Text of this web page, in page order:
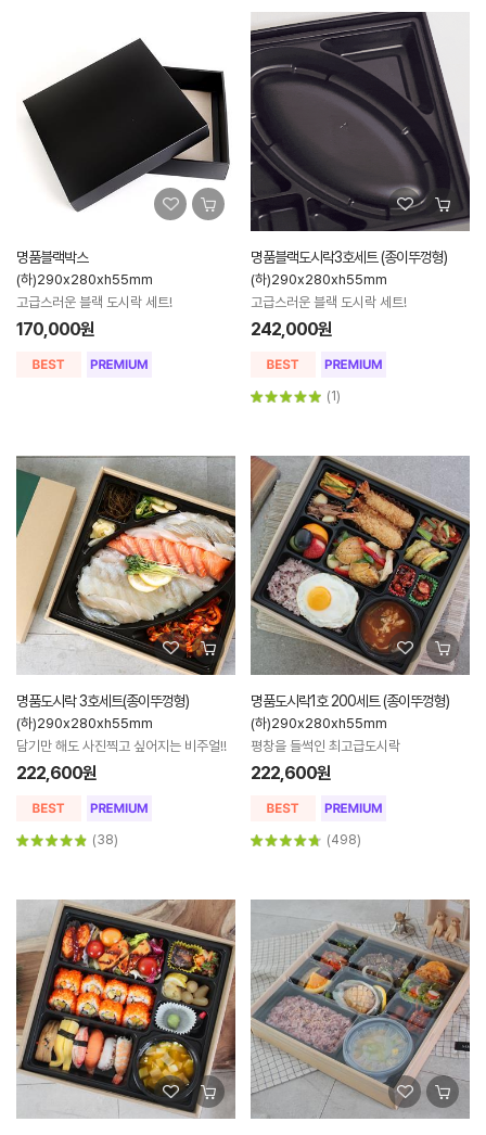
명품블랙박스
(하)290x280xh55mm
고급스러운 블랙 도시락 세트!
170,000원
명품블랙도시락3호세트 (종이뚜껑형)
(하)290x280xh55mm
고급스러운 블랙 도시락 세트!
242,000원
(1)
명품도시락 3호세트(종이뚜껑형)
(하)290x280xh55mm
담기만 해도 사진찍고 싶어지는 비주얼!!
222,600원
(38)
명품도시락1호 200세트 (종이뚜껑형)
(하)290x280xh55mm
평창을 들썩인 최고급도시락
222,600원
(498)